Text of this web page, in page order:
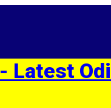
Latest